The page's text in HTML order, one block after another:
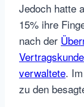
Jedoch hatte
15% ihre
nach der
verwaltete.
zu den